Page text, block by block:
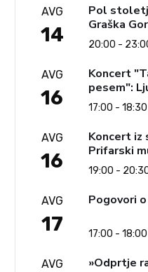
AVG
14
Pol
Graška
jubilejni
zabavne
20:00 -
AVG
16
Koncert
pesem":
17:00 - 18:30
AVG
16
Koncert iz
Prifarski
19:00 -
AVG
17
Pogovori
17:00 - 18:00
AVG
»Odprtje